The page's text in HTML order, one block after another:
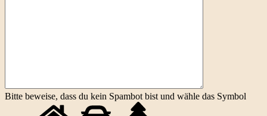
Bitte beweise, dass du kein Spambot bist und wähle das Symbol